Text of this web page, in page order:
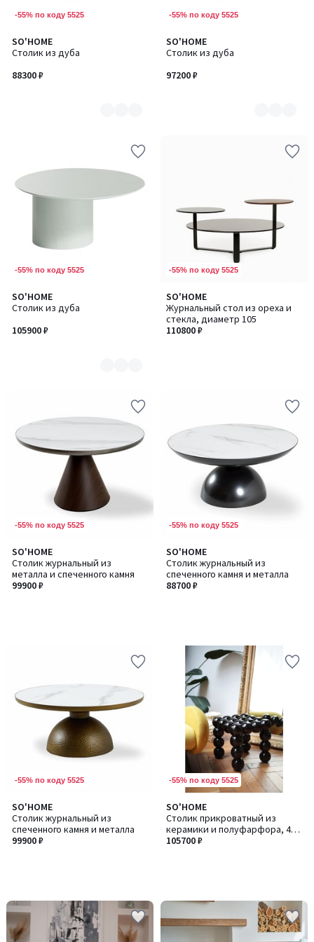
-55% по коду 5525
SO'HOME
Столик из дуба
88300 ₽
Количество
цветов:
7
-55% по коду 5525
SO'HOME
Столик из дуба
97200 ₽
Количество
цветов:
7
-55% по коду 5525
SO'HOME
Столик из дуба
105900 ₽
Количество
цветов:
7
-55% по коду 5525
SO'HOME
Журнальный стол из ореха и
стекла, диаметр 105
110800 ₽
-55% по коду 5525
SO'HOME
Столик журнальный из
металла и спеченного камня
99900 ₽
-55% по коду 5525
SO'HOME
Столик журнальный из
спеченного камня и металла
88700 ₽
-55% по коду 5525
SO'HOME
Столик журнальный из
спеченного камня и металла
99900 ₽
-55% по коду 5525
SO'HOME
Столик прикроватный из
керамики и полуфарфора, 40
см
105700 ₽